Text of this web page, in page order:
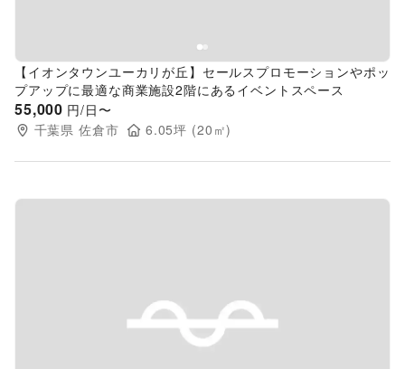
【イオンタウンユーカリが丘】セールスプロモーションやポッ
プアップに最適な商業施設2階にあるイベントスペース
55,000 円/日〜
千葉県 佐倉市 6.05坪 (20 ㎡)
Previous slide